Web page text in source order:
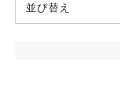
並び替え